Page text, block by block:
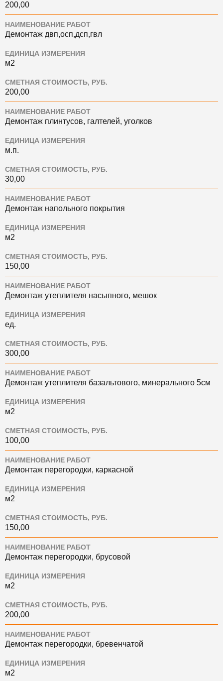
200,00
НАИМЕНОВАНИЕ РАБОТ
Демонтаж двп,осп,дсп,гвл
ЕДИНИЦА ИЗМЕРЕНИЯ
м2
СМЕТНАЯ СТОИМОСТЬ, РУБ.
200,00
НАИМЕНОВАНИЕ РАБОТ
Демонтаж плинтусов, галтелей, уголков
ЕДИНИЦА ИЗМЕРЕНИЯ
м.п.
СМЕТНАЯ СТОИМОСТЬ, РУБ.
30,00
НАИМЕНОВАНИЕ РАБОТ
Демонтаж напольного покрытия
ЕДИНИЦА ИЗМЕРЕНИЯ
м2
СМЕТНАЯ СТОИМОСТЬ, РУБ.
150,00
НАИМЕНОВАНИЕ РАБОТ
Демонтаж утеплителя насыпного, мешок
ЕДИНИЦА ИЗМЕРЕНИЯ
ед.
СМЕТНАЯ СТОИМОСТЬ, РУБ.
300,00
НАИМЕНОВАНИЕ РАБОТ
Демонтаж утеплителя базальтового, минерального 5см
ЕДИНИЦА ИЗМЕРЕНИЯ
м2
СМЕТНАЯ СТОИМОСТЬ, РУБ.
100,00
НАИМЕНОВАНИЕ РАБОТ
Демонтаж перегородки, каркасной
ЕДИНИЦА ИЗМЕРЕНИЯ
м2
СМЕТНАЯ СТОИМОСТЬ, РУБ.
150,00
НАИМЕНОВАНИЕ РАБОТ
Демонтаж перегородки, брусовой
ЕДИНИЦА ИЗМЕРЕНИЯ
м2
СМЕТНАЯ СТОИМОСТЬ, РУБ.
200,00
НАИМЕНОВАНИЕ РАБОТ
Демонтаж перегородки, бревенчатой
ЕДИНИЦА ИЗМЕРЕНИЯ
м2